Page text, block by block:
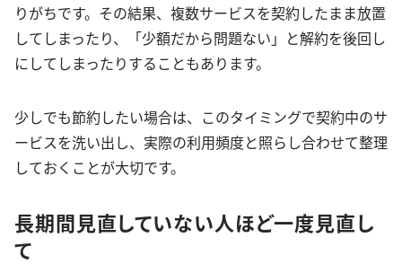
りがちです。その結果、複数サービスを契約したまま放置
してしまったり、「少額だから問題ない」と解約を後回し
にしてしまったりすることもあります。
少しでも節約したい場合は、このタイミングで契約中のサ
ービスを洗い出し、実際の利用頻度と照らし合わせて整理
しておくことが大切です。
長期間見直していない人ほど一度見直し
て